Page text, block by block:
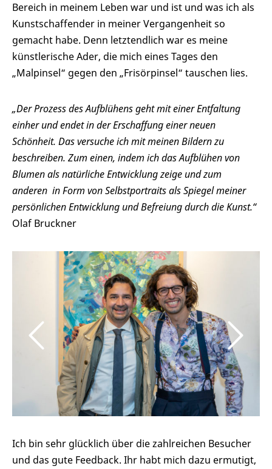
Bereich in meinem Leben war und ist und was ich als
Kunstschaffender in meiner Vergangenheit so
gemacht habe. Denn letztendlich war es meine
künstlerische Ader, die mich eines Tages den
„Malpinsel“ gegen den „Frisörpinsel“ tauschen lies.
„Der Prozess des Aufblühens geht mit einer Entfaltung
einher und endet in der Erschaffung einer neuen
Schönheit. Das versuche ich mit meinen Bildern zu
beschreiben. Zum einen, indem ich das Aufblühen von
Blumen als natürliche Entwicklung zeige und zum
anderen in Form von Selbstportraits als Spiegel meiner
persönlichen Entwicklung und Befreiung durch die Kunst.“
Olaf Bruckner
Ich bin sehr glücklich über die zahlreichen Besucher
und das gute Feedback. Ihr habt mich dazu ermutigt,